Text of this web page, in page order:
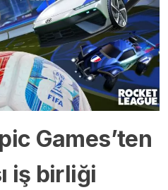
Games’ten
iş birliği